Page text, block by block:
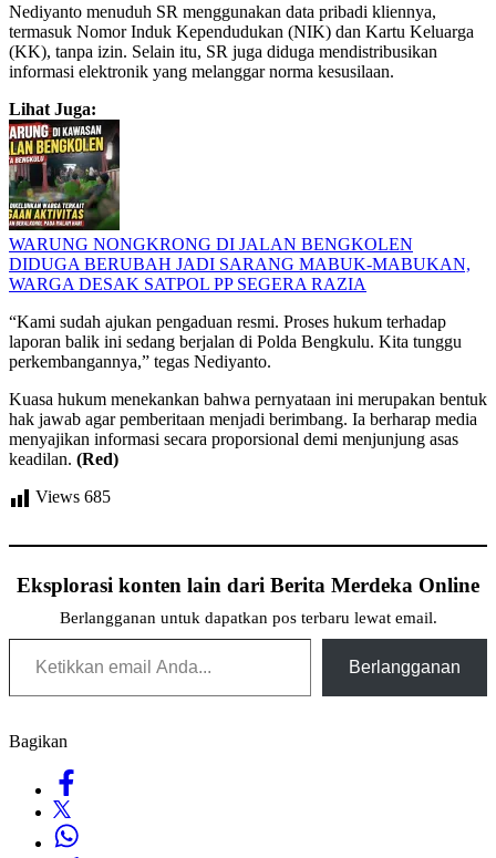
Nediyanto menuduh SR menggunakan data pribadi kliennya,
termasuk Nomor Induk Kependudukan (NIK) dan Kartu Keluarga
(KK), tanpa izin. Selain itu, SR juga diduga mendistribusikan
informasi elektronik yang melanggar norma kesusilaan.
Lihat Juga:
WARUNG NONGKRONG DI JALAN BENGKOLEN
DIDUGA BERUBAH JADI SARANG MABUK-MABUKAN,
WARGA DESAK SATPOL PP SEGERA RAZIA
“Kami sudah ajukan pengaduan resmi. Proses hukum terhadap
laporan balik ini sedang berjalan di Polda Bengkulu. Kita tunggu
perkembangannya,” tegas Nediyanto.
Kuasa hukum menekankan bahwa pernyataan ini merupakan bentuk
hak jawab agar pemberitaan menjadi berimbang. Ia berharap media
menyajikan informasi secara proporsional demi menjunjung asas
keadilan. (Red)
Views 685
Eksplorasi konten lain dari Berita Merdeka Online
Berlangganan untuk dapatkan pos terbaru lewat email.
Ketikkan email Anda...
Berlangganan
Bagikan